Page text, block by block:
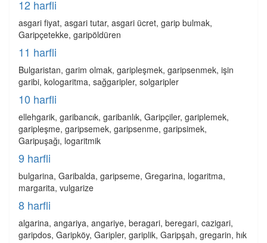
12 harfli
asgari fiyat, asgari tutar, asgari ücret, garip bulmak,
Garipçetekke, garipöldüren
11 harfli
Bulgaristan, garim olmak, garipleşmek, garipsenmek, işin
garibi, kologaritma, sağgaripler, solgaripler
10 harfli
ellehgarik, garibancık, garibanlık, Garipçiler, gariplemek,
garipleşme, garipsemek, garipsenme, garipsimek,
Garipuşağı, logaritmik
9 harfli
bulgarina, Garibalda, garipseme, Gregarina, logaritma,
margarita, vulgarize
8 harfli
algarina, angariya, angariye, beragari, beregari, cazigari,
garipdos, Garipköy, Garipler, gariplik, Garipşah, gregarin, hık